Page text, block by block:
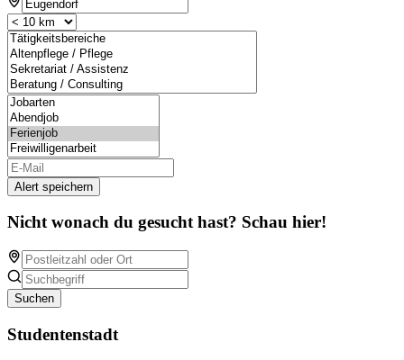
Alert speichern
Nicht wonach du gesucht hast? Schau hier!
Suchen
Studentenstadt